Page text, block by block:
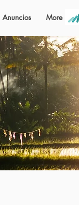
Anuncios More